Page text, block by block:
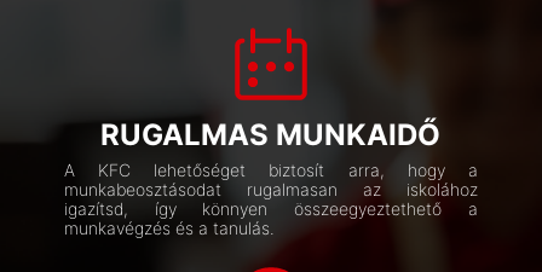
RUGALMAS MUNKAIDŐ
A KFC lehetőséget biztosít arra, hogy a
munkabeosztásodat rugalmasan az iskolához
igazítsd, így könnyen összeegyeztethető a
munkavégzés és a tanulás.